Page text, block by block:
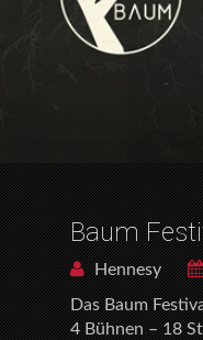
Baum
Hennesy
Das Baum
4 Bühnen – 18